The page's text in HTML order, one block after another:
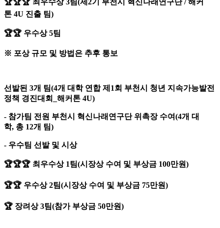
🏆🏆🏆 최우수상3팀(제 2기 부천시 혁신나래연구단/해커
톤 4U 진출 팀)
🏆🏆 우수상5팀
※ 포상 규모 및 방법은 추후 통보
선발된 3개 팀(4개 대학 연합 제 1회 부천시 청년 지속가능발전
정책 경진대회
해커톤 4U)
- 참가팀 전원 부천시 혁신나래연구단 위촉장 수여(4개 대
학, 총 12개 팀)
- 우수팀 선발 및 시상
🏆🏆🏆 최우수상 1팀(시장상 수여 및 부상금 100만원)
🏆🏆 우수상2팀(시장상 수여 및 부상금 75만원)
🏆 장려상3팀(참가 부상금 50만원)